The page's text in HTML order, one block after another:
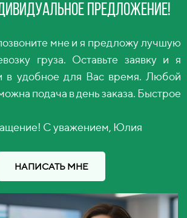
предложение!
мне и я предложу лучшую
груза. Оставьте заявку и я
в удобное для Вас время. Любой
подача в день заказа. Быстрое
С уважением, Юлия
НАПИСАТЬ МНЕ